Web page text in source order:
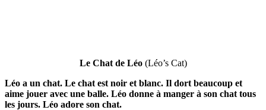
Le Chat de Léo(Léo’s Cat)
Léo a un chat. Le chat est noir et blanc. Il dort beaucoup et
aime jouer avec une balle. Léo donne à manger à son chat tous
les jours. Léo adore son chat.